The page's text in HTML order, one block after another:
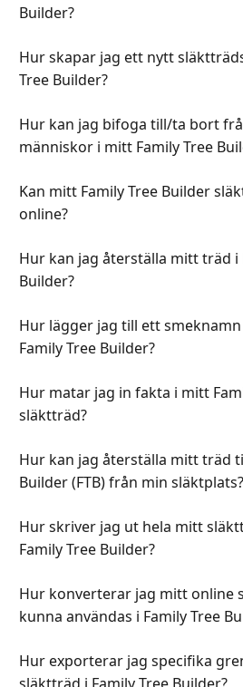
Builder?
Hur skapar jag ett nytt
Tree Builder?
Hur kan jag bifoga till/ta bort
människor i mitt Family Tree
Kan mitt Family Tree Builder
online?
Hur kan jag återställa mitt träd i
Builder?
Hur lägger jag till ett
Family Tree Builder?
Hur matar jag in fakta i mitt
släktträd?
Hur kan jag återställa mitt träd
Builder (FTB) från min släktplats?
Hur skriver jag ut hela mitt
Family Tree Builder?
Hur konverterar jag mitt online
kunna användas i Family Tree
Hur exporterar jag specifika